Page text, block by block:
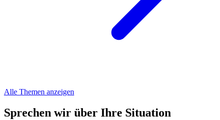
Alle Themen anzeigen
Sprechen wir über Ihre Situation